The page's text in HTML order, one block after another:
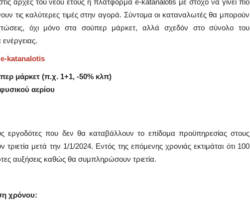
αρχές του νέου έτους η πλατφόρμα e-katanalotis με στόχο να γίνει πιο
τις καλύτερες τιμές στην αγορά. Σύντομα οι καταναλωτές θα μπορούν
όχι μόνο στα σούπερ μάρκετ, αλλά σχεδόν στο σύνολο του
katanalotis
μάρκετ (π.χ. 1+1, -50% κλπ)
αερίου
εργοδότες που δεν θα καταβάλλουν το επίδομα προϋπηρεσίας στους
μετά την 1/1/2024. Εντός της επόμενης χρονιάς εκτιμάται ότι 100
αυξήσεις καθώς θα συμπληρώσουν τριετία.
χρόνου: